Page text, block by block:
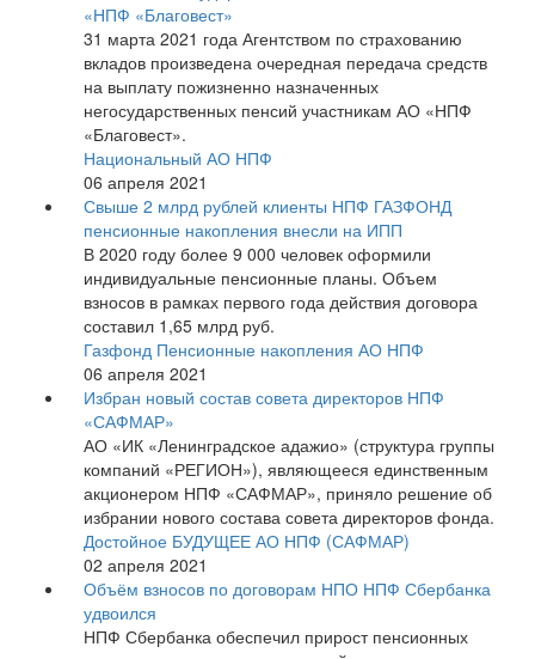
«НПФ «Благовест»
31 марта 2021 года Агентством по страхованию
вкладов произведена очередная передача средств
на выплату пожизненно назначенных
негосударственных пенсий участникам АО «НПФ
«Благовест».
Национальный АО НПФ
06 апреля 2021
Свыше 2 млрд рублей клиенты НПФ ГАЗФОНД
пенсионные накопления внесли на ИПП
В 2020 году более 9 000 человек оформили
индивидуальные пенсионные планы. Объем
взносов в рамках первого года действия договора
составил 1,65 млрд руб.
Газфонд Пенсионные накопления АО НПФ
06 апреля 2021
Избран новый состав совета директоров НПФ
«САФМАР»
АО «ИК «Ленинградское адажио» (структура группы
компаний «РЕГИОН»), являющееся единственным
акционером НПФ «САФМАР», приняло решение об
избрании нового состава совета директоров фонда.
Достойное БУДУЩЕЕ АО НПФ (САФМАР)
02 апреля 2021
Объём взносов по договорам НПО НПФ Сбербанка
удвоился
НПФ Сбербанка обеспечил прирост пенсионных